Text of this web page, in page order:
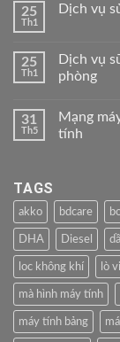
25
Th1
Dịch vụ
25
Th1
Dịch vụ
phòng
31
Th5
Mạng
tính
TAGS
akko bdcare
DHA Diesel
loc không khí lò
mà hình máy tính
máy tính bảng